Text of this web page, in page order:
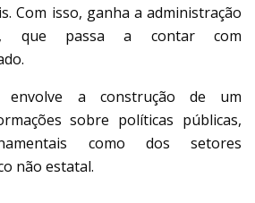
Com isso, ganha a administração
que passa a contar com
envolve a construção de um
sobre políticas públicas,
como dos setores
não estatal.